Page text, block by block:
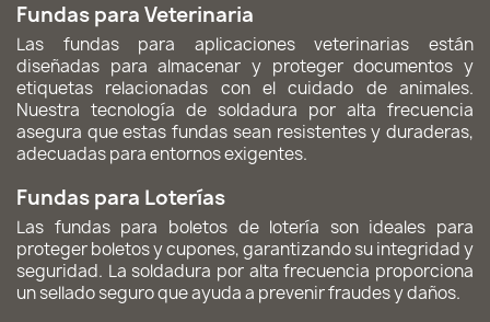
Fundas para Veterinaria
Las fundas para aplicaciones veterinarias están
diseñadas para almacenar y proteger documentos y
etiquetas relacionadas con el cuidado de animales.
Nuestra tecnología de soldadura por alta frecuencia
asegura que estas fundas sean resistentes y duraderas,
adecuadas para entornos exigentes.
Fundas para Loterías
Las fundas para boletos de lotería son ideales para
proteger boletos y cupones, garantizando su integridad y
seguridad. La soldadura por alta frecuencia proporciona
un sellado seguro que ayuda a prevenir fraudes y daños.